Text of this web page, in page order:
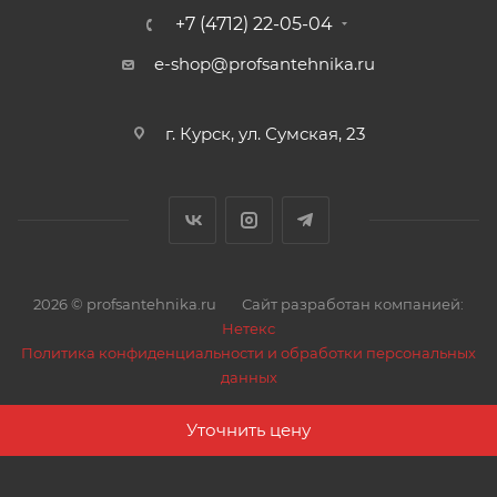
Уточнить цену
Номинальный поток (при 3bar), л 35
Минимальный радиус изгиба,мм 50
+7 (4712) 22-05-04
e-shop@profsantehnika.ru
г. Курск, ул. Сумская, 23
2026 © profsantehnika.ru
Сайт разработан компанией:
Нетекс
Политика конфиденциальности и обработки персональных
данных